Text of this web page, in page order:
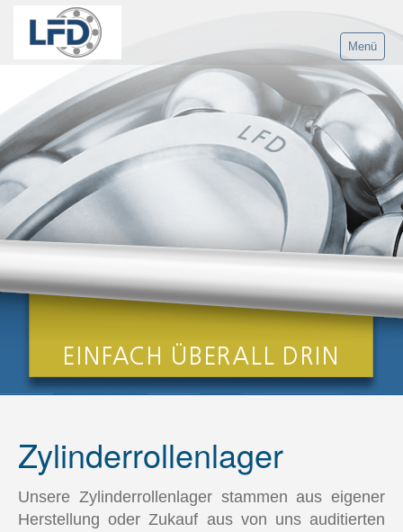
Menü
Home
Produkte
Lieferprogramm
Kugellager-LFD
Kegelrollenlager LFD
Zylinderrollenlager LFD
Zylinderrollenlager-Datenbank
Pendelrollenlager-Datenbank
Gehäuselager-Datenbank
Zylinderrollenlager
Unsere Zylinderrollenlager stammen aus eigener
Herstellung oder Zukauf aus von uns auditierten